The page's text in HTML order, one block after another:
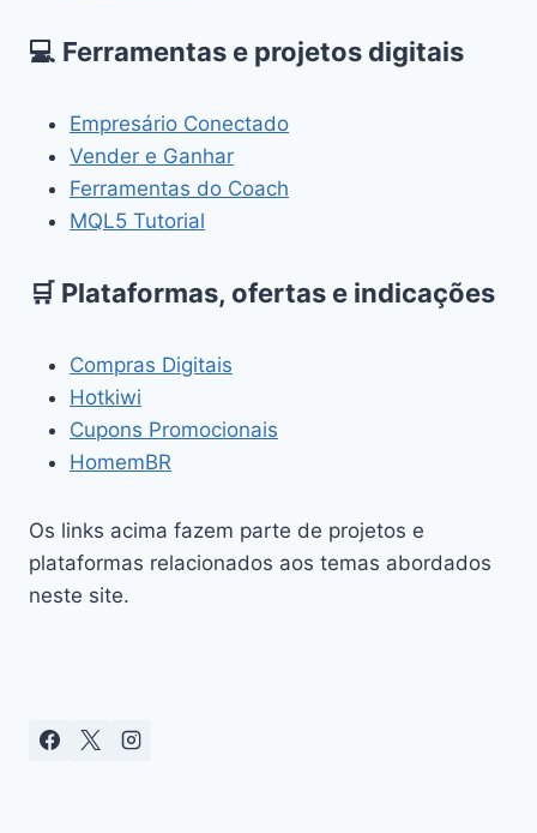
💻 Ferramentas e projetos digitais
Empresário Conectado
Vender e Ganhar
Ferramentas do Coach
MQL5 Tutorial
🛒 Plataformas, ofertas e indicações
Compras Digitais
Hotkiwi
Cupons Promocionais
HomemBR
Os links acima fazem parte de projetos e
plataformas relacionados aos temas abordados
neste site.